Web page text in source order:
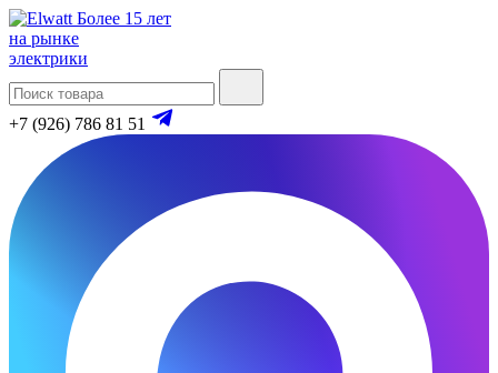
Более 15 лет
на рынке
электрики
+7 (926) 786 81 51